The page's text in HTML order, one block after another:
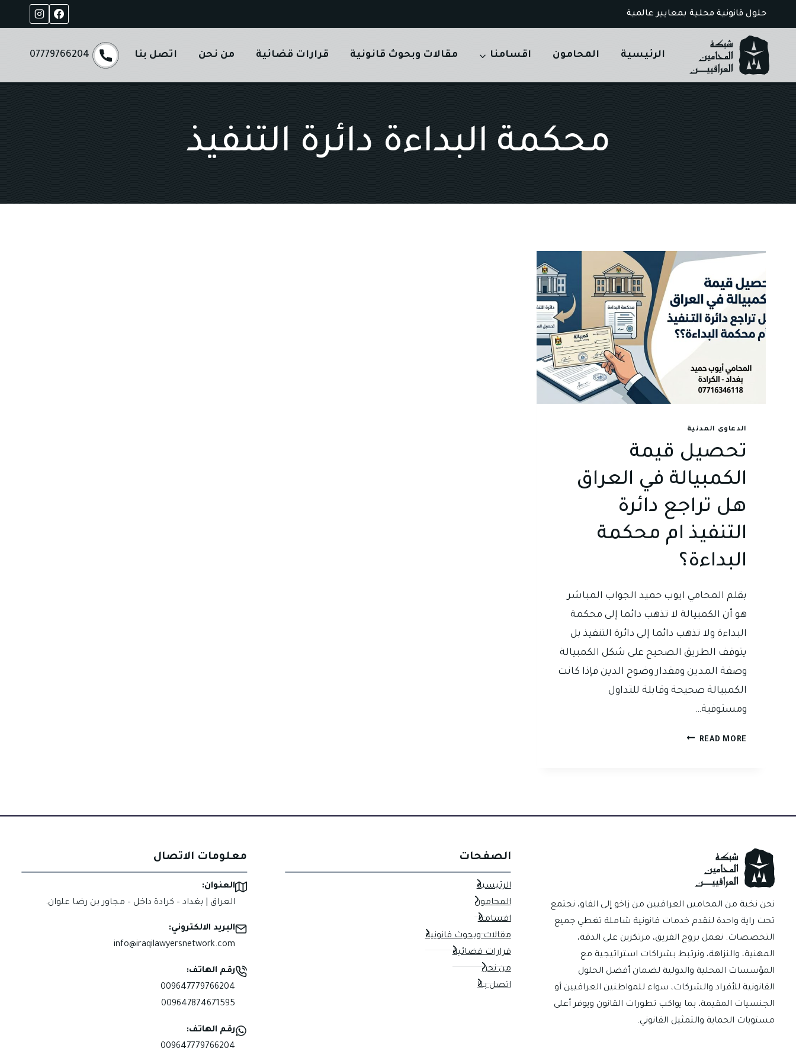
to
content
حلول قانونية محلية بمعايير عالمية
الرئيسية المحامون اقسامنا مقالات وبحوث قانونية قرارات قضائية من نحن اتصل بنا 07779766204
محكمة البداءة دائرة التنفيذ
الدعاوى المدنية
تحصيل قيمة
الكمبيالة في العراق
هل تراجع دائرة
التنفيذ ام محكمة
البداءة؟
بقلم المحامي ايوب حميد الجواب المباشر
هو أن الكمبيالة لا تذهب دائما إلى محكمة
البداءة ولا تذهب دائما إلى دائرة التنفيذ بل
يتوقف الطريق الصحيح على شكل الكمبيالة
وصفة المدين ومقدار وضوح الدين فإذا كانت
الكمبيالة صحيحة وقابلة للتداول
ومستوفية…
READ MORE تحصيل
محكمة
البداءة؟
نحن نخبة من المحامين العراقيين من زاخو إلى الفاو، نجتمع
تحت راية واحدة لنقدم خدمات قانونية شاملة تغطي جميع
التخصصات. نعمل بروح الفريق، مرتكزين على الدقة،
المهنية، والنزاهة، ونرتبط بشراكات استراتيجية مع
المؤسسات المحلية والدولية لضمان أفضل الحلول
القانونية للأفراد والشركات، سواء للمواطنين العراقيين أو
الجنسيات المقيمة، بما يواكب تطورات القانون ويوفر أعلى
مستويات الحماية والتمثيل القانوني.
الصفحات
الرئيسية
المحامون
اقسامنا
مقالات وبحوث قانونية
قرارات قضائية
من نحن
اتصل بنا
معلومات الاتصال
العنوان:
العراق | بغداد – كرادة داخل – مجاور بن رضا علوان.
البريد الالكتروني:
info@iraqilawyersnetwork.com
رقم الهاتف:
009647779766204
009647874671595
رقم الهاتف:
009647779766204